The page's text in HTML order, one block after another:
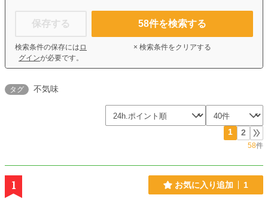
保存する
検索条件の保存には ロ
グインが必要です。
58件を検索する
× 検索条件をクリアする
タグ 不気味
1 2
58件
1 お気に入り追加 1